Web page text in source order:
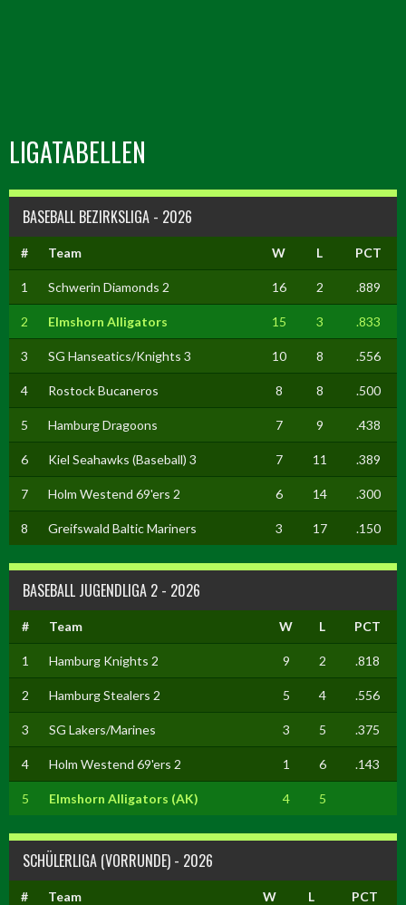
LIGATABELLEN
BASEBALL BEZIRKSLIGA - 2026
# Team W L PCT
1 Schwerin Diamonds 2 16 2 .889
2 Elmshorn Alligators 15 3 .833
3 SG Hanseatics/Knights 3 10 8 .556
4 Rostock Bucaneros 8 8 .500
5 Hamburg Dragoons 7 9 .438
6 Kiel Seahawks (Baseball) 3 7 11 .389
7 Holm Westend 69'ers 2 6 14 .300
8 Greifswald Baltic Mariners 3 17 .150
BASEBALL JUGENDLIGA 2 - 2026
# Team W L PCT
1 Hamburg Knights 2 9 2 .818
2 Hamburg Stealers 2 5 4 .556
3 SG Lakers/Marines 3 5 .375
4 Holm Westend 69'ers 2 1 6 .143
5 Elmshorn Alligators (AK) 4 5
SCHÜLERLIGA (VORRUNDE) - 2026
# Team W L PCT